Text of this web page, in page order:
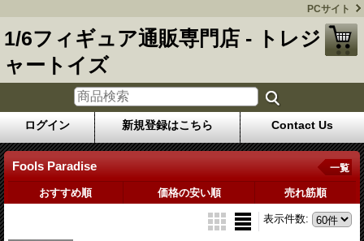
PCサイト
1/6フィギュア通販専門店 - トレジ
ャートイズ
ログイン 新規登録はこちら Contact Us
Fools Paradise 一覧
おすすめ順 価格の安い順 売れ筋順
表示件数: